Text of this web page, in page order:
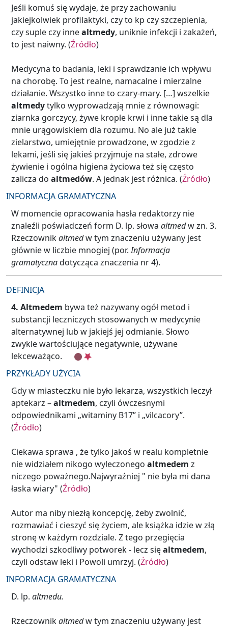
Jeśli komuś się wydaje, że przy zachowaniu
jakiejkolwiek profilaktyki, czy to kp czy szczepienia,
czy suple czy innealtmedy, uniknie infekcji i zakażeń,
to jest naiwny. (Źródło)
Medycyna to badania, leki i sprawdzanie ich wpływu
na chorobę. To jest realne, namacalne i mierzalne
działanie. Wszystko inne to czary-mary. […] wszelkie
altmedytylko wyprowadzają mnie z równowagi:
ziarnka gorczycy, żywe krople krwi i inne takie są dla
mnie urągowiskiem dla rozumu. No ale już takie
zielarstwo, umiejętnie prowadzone, w zgodzie z
lekami, jeśli się jakieś przyjmuje na stałe, zdrowe
żywienie i ogólna higiena życiowa też się często
zalicza do altmedów. A jednak jest różnica. (Źródło)
INFORMACJA GRAMATYCZNA
W momencie opracowania hasła redaktorzy nie
znaleźli poświadczeń form D. lp. słowa altmedw zn. 3.
Rzeczownikaltmedw tym znaczeniu używany jest
głównie w liczbie mnogiej (por.Informacja
gramatycznadotycząca znaczenia nr 4).
DEFINICJA
4. Altmedem bywa też nazywany ogół metod i
substancji leczniczych stosowanych w medycynie
alternatywnej lub w jakiejś jej odmianie. Słowo
zwykle wartościujące negatywnie, używane
lekceważąco.
PRZYKŁADY UŻYCIA
Gdy w miasteczku nie było lekarza, wszystkich leczył
aptekarz –altmedem, czyli ówczesnymi
odpowiednikami „witaminy B17” i „vilcacory”.
(Źródło)
Ciekawa sprawa , że tylko jakoś w realu kompletnie
nie widziałem nikogo wyleczonego altmedem z
niczego poważnego.Najwyraźniej " nie była mi dana
łaska wiary" (Źródło)
Autor ma niby niezłą koncepcję, żeby zwolnić,
rozmawiać i cieszyć się życiem, ale książka idzie w złą
stronę w każdym rozdziale. Z tego przegięcia
wychodzi szkodliwy potworek - lecz sięaltmedem,
czyli odstaw leki i Powoli umrzyj. (Źródło)
INFORMACJA GRAMATYCZNA
D. lp. altmedu.
Rzeczownikaltmedw tym znaczeniu używany jest